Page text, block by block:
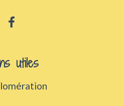
utiles